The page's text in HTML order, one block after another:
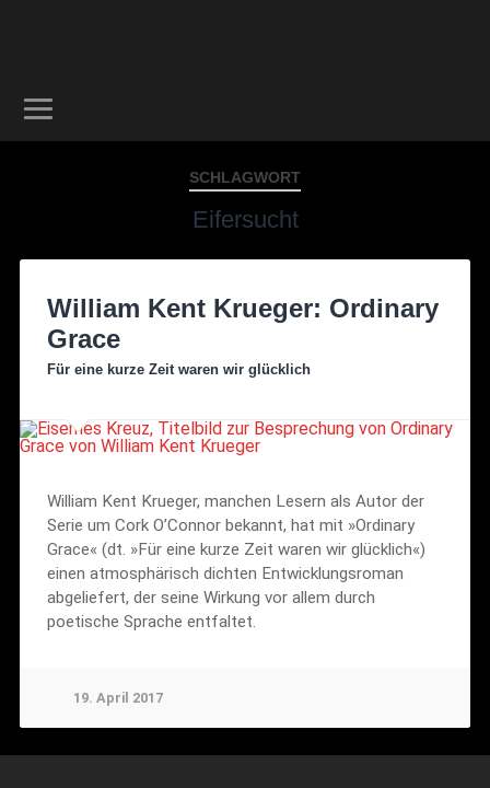
SCHLAGWORT
Eifersucht
William Kent Krueger: Ordinary
Grace
Für eine kurze Zeit waren wir glücklich
William Kent Krueger, manchen Lesern als Autor der
Serie um Cork O’Connor bekannt, hat mit »Ordinary
Grace« (dt. »Für eine kurze Zeit waren wir glücklich«)
einen atmosphärisch dichten Entwicklungsroman
abgeliefert, der seine Wirkung vor allem durch
poetische Sprache entfaltet.
19. April 2017